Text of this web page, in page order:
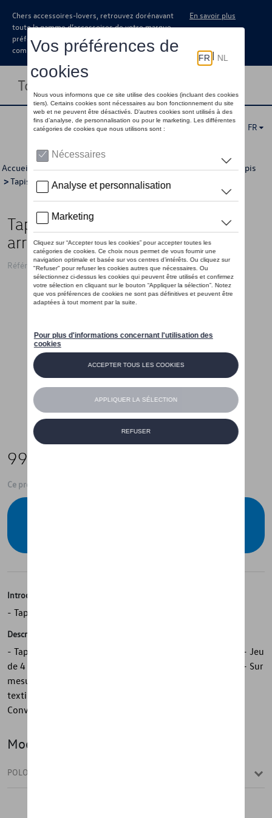
Chers accessoires-lovers, retrouvez dorénavant
toute la gamme d’accessoires de votre marque
préférée sous forme de catalogue à
commander auprès de votre concessionaire.
En savoir plus
Toggle navigation
FR
Accueil >Catalogue Volkswagen >Confort et protection >Tapis
>Tapis textile > Détail
Tapis de sol textiles, Avant et
arrière, Optimat 3D, Noir
Référence: 2G1061445 WGK
99,00 €
Ce produit n'est actuellement pas de stock
Introduction
- Tapis de sol textiles Volkswagen d'origine "Optimat"
Description
- Tapis de sol textiles Volkswagen d'origine « Optimat » - Jeu
de 4 pour l'avant et l'arrière - Avec lettrage du véhicule - Sur
mesure et antidérapants - Durables - Aspect tapis de sol
textile avec propriétés de tapis de sol en caoutchouc -
Convient à la fixation Volkswagen système
Modèle(s)
POLO